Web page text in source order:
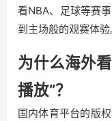
看NBA、足球等赛
到主场般的观赛体验
为什么海外
播放”？
国内体育平台的版